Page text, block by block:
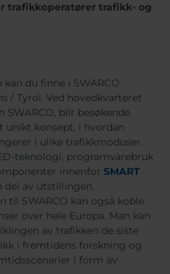
trafikkoperatører trafikk- og
kan du finne i SWARCO
/ Tyrol. Ved hovedkvarteret
blir besøkende
unikt konsept, i hvordan
i ulike trafikkmoduser.
teknologi, programvarebruk
innenfor SMART
del av utstillingen.
til SWARCO kan også koble
over hele Europa. Man kan
av trafikken de siste
i fremtidens forskning og
i form av